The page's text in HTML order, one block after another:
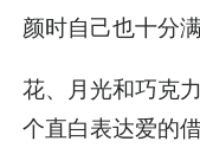
颜时自己也十分
花、月光和巧克
个直白表达爱的借